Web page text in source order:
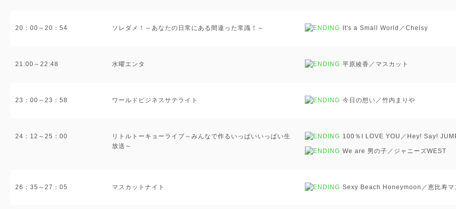
20：00～20：54 ソレダメ！～あなたの日常にある間違った常識！～ It's a Small World／Chelsy
21:00～22:48 水曜エンタ 平原綾香／マスカット
23：00～23：58 ワールドビジネスサテライト 今日の想い／竹内まりや
24：12～25：00
リトルトーキョーライブ～みんなで作るいっぱいいっぱい生
放送～
100％I LOVE YOU／Hey! Say!
We are 男の子／ジャニーズWEST
26：35～27：05 マスカットナイト Sexy Beach Honeymoon／恵比寿マ